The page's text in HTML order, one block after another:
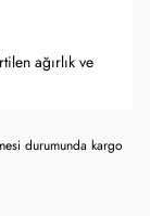
ağırlık ve
durumunda kargo